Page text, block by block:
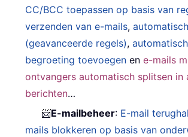
CC/BCC toepassen op basis van
verzenden van e-mails,
(geavanceerde regels),
begroeting toevoegen ene-mails
ontvangers automatisch splitsen in
berichten…
📨E-mailbeheer: E-mail
mails blokkeren op basis van